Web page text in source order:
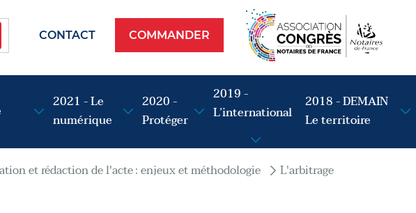
menu top
CONTACT Commander
COMMANDER
2021 - Le
numérique
2020 -
Protéger
2019 -
L’international
2018 - DEMAIN
Le territoire
et rédaction de l'acte : enjeux et méthodologie
L'arbitrage